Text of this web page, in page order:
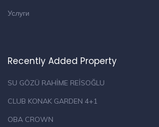
Услуги
Recently Added Property
SU GÖZÜ RAHİME REİSOĞLU
CLUB KONAK GARDEN 4+1
OBA CROWN